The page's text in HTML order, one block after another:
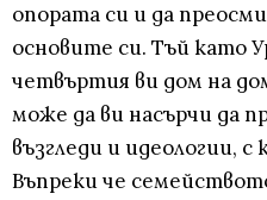
опората си и да
основите си. Тъй като
четвъртия ви дом на
може да ви насърчи да
възгледи и идеологии,
Въпреки че